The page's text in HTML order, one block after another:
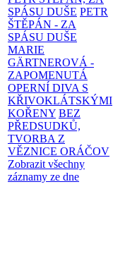
SPÁSU DUŠE PETR
ŠTĚPÁN - ZA
SPÁSU DUŠE
MARIE
GÄRTNEROVÁ -
ZAPOMENUTÁ
OPERNÍ DIVA S
KŘIVOKLÁTSKÝMI
KOŘENY BEZ
PŘEDSUDKŮ,
TVORBA Z
VĚZNICE ORÁČOV
Zobrazit všechny
záznamy ze dne